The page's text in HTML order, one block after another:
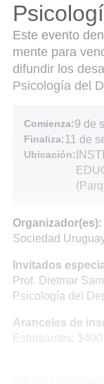
Este evento
mente para
difundir los
Psicología del
Comienza:9 de
Finaliza:11 de
Ubicación:
Organizador(es):
Sociedad
Invitados
Prof. Dietmar
Psicología del
Aranceles de
Estudiantes: $400